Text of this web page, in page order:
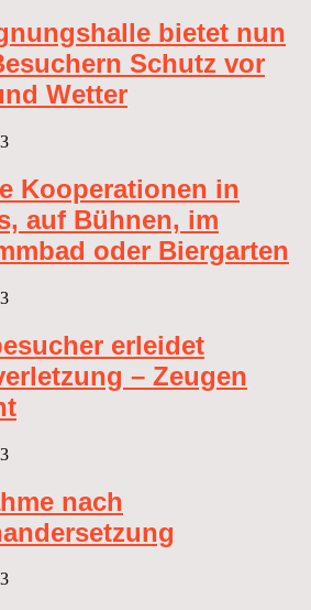
bietet nun
Schutz vor
Wetter
Kooperationen in
auf Bühnen, im
oder Biergarten
erleidet
– Zeugen
nach